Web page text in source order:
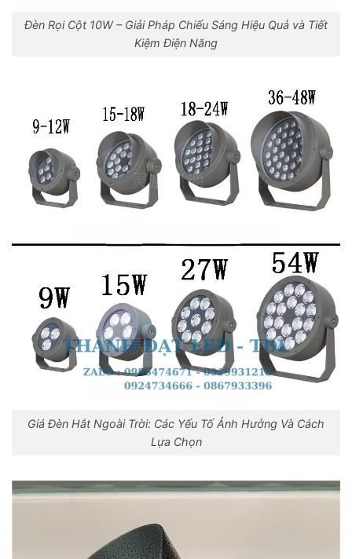
Đèn Rọi Cột 10W – Giải Pháp Chiếu Sáng Hiệu Quả và Tiết
Kiệm Điện Năng
Giá Đèn Hắt Ngoài Trời: Các Yếu Tố Ảnh Hưởng Và Cách
Lựa Chọn